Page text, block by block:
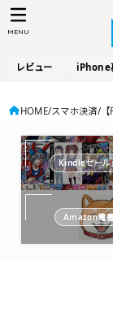
レビュー iPhone
MENU
HOME スマホ決済 【
Kindleセール
Amazon電